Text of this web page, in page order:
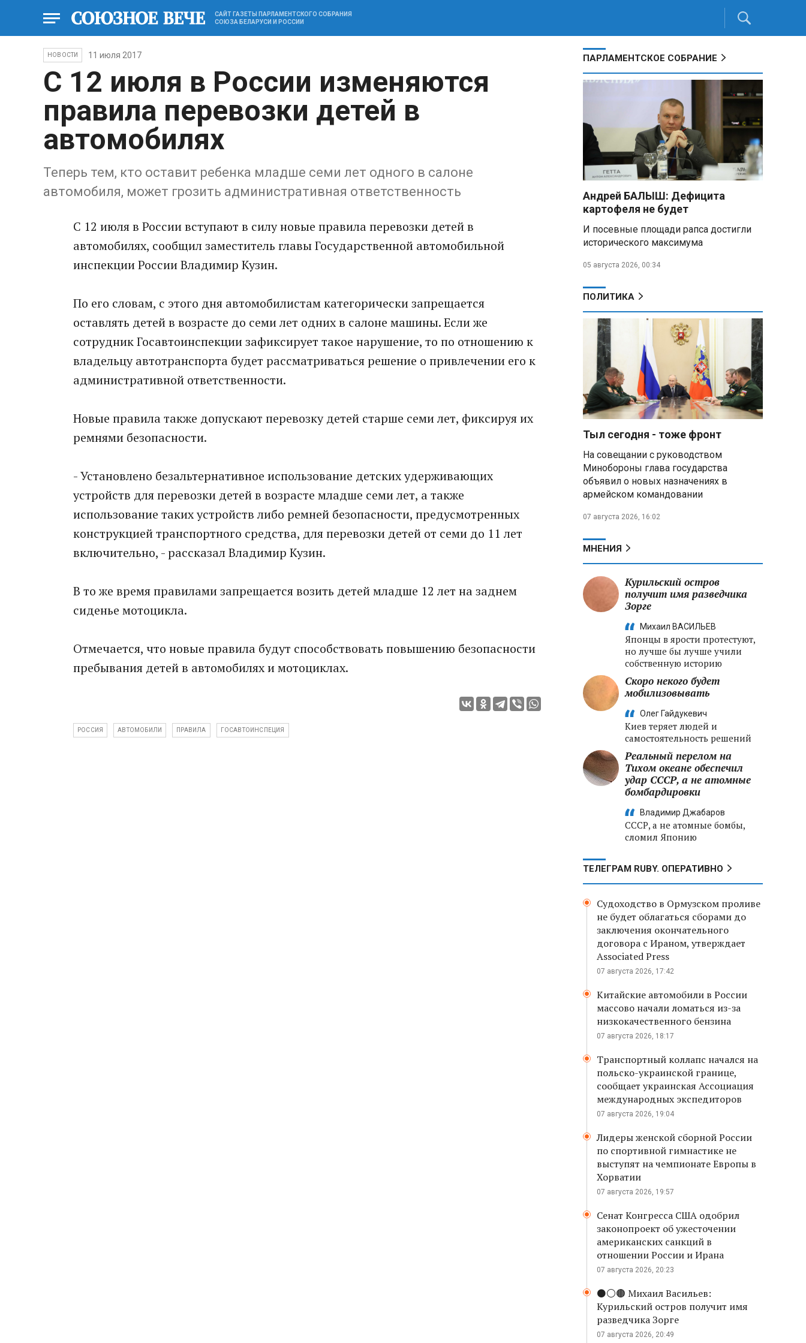
САЙТ ГАЗЕТЫ ПАРЛАМЕНТСКОГО СОБРАНИЯ
СОЮЗА БЕЛАРУСИ И РОССИИ
НОВОСТИ 11 июля 2017
С 12 июля в России изменяются
правила перевозки детей в
автомобилях
Теперь тем, кто оставит ребенка младше семи лет одного в салоне
автомобиля, может грозить административная ответственность
С 12 июля в России вступают в силу новые правила перевозки детей в
автомобилях, сообщил заместитель главы Государственной автомобильной
инспекции России Владимир Кузин.
По его словам, с этого дня автомобилистам категорически запрещается
оставлять детей в возрасте до семи лет одних в салоне машины. Если же
сотрудник Госавтоинспекции зафиксирует такое нарушение, то по отношению к
владельцу автотранспорта будет рассматриваться решение о привлечении его к
административной ответственности.
Новые правила также допускают перевозку детей старше семи лет, фиксируя их
ремнями безопасности.
- Установлено безальтернативное использование детских удерживающих
устройств для перевозки детей в возрасте младше семи лет, а также
использование таких устройств либо ремней безопасности, предусмотренных
конструкцией транспортного средства, для перевозки детей от семи до 11 лет
включительно, - рассказал Владимир Кузин.
В то же время правилами запрещается возить детей младше 12 лет на заднем
сиденье мотоцикла.
Отмечается, что новые правила будут способствовать повышению безопасности
пребывания детей в автомобилях и мотоциклах.
РОССИЯ АВТОМОБИЛИ ПРАВИЛА ГОСАВТОИНСПЕЦИЯ
ПАРЛАМЕНТСКОЕ СОБРАНИЕ
Андрей БАЛЫШ: Дефицита
картофеля не будет
И посевные площади рапса достигли
исторического максимума
05 августа 2026, 00:34
ПОЛИТИКА
Тыл сегодня - тоже фронт
На совещании с руководством
Минобороны глава государства
объявил о новых назначениях в
армейском командовании
07 августа 2026, 16:02
МНЕНИЯ
Курильский остров
получит имя разведчика
Зорге
Михаил ВАСИЛЬЕВ
Японцы в ярости протестуют,
но лучше бы лучше учили
собственную историю
Скоро некого будет
мобилизовывать
Олег Гайдукевич
Киев теряет людей и
самостоятельность решений
Реальный перелом на
Тихом океане обеспечил
удар СССР, а не атомные
бомбардировки
Владимир Джабаров
СССР, а не атомные бомбы,
сломил Японию
ТЕЛЕГРАМ RUBY. ОПЕРАТИВНО
Судоходство в Ормузском проливе
не будет облагаться сборами до
заключения окончательного
договора с Ираном, утверждает
Associated Press
07 августа 2026, 17:42
Китайские автомобили в России
массово начали ломаться из-за
низкокачественного бензина
07 августа 2026, 18:17
Транспортный коллапс начался на
польско-украинской границе,
сообщает украинская Ассоциация
международных экспедиторов
07 августа 2026, 19:04
Лидеры женской сборной России
по спортивной гимнастике не
выступят на чемпионате Европы в
Хорватии
07 августа 2026, 19:57
Сенат Конгресса США одобрил
законопроект об ужесточении
американских санкций в
отношении России и Ирана
07 августа 2026, 20:23
⚫️⚪️🟤 Михаил Васильев:
Курильский остров получит имя
разведчика Зорге
07 августа 2026, 20:49